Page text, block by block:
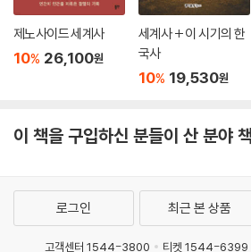
프랑스였다는 사실과 1500년대 영국도 스페인
탈하면서 연명했다는 이야기 등은 흔히 앵글로
보기 힘든 것으로, 래리 고닉은 미국이나 영국
보지 않으려고 노력했음을 알 수 있다.
프랑스혁명 전야인 1700년대 후반부터 현재진
을 다루고 21세기 초반에 일어난 이라크, 아프
고닉은 아프리카와 노예제 폐지, 오토만 제국
중국 공산당과 국민당의 대립, 남아메리카의
제노사이드 세계사
10% 26,100원
세계사 + 이 시기의 한
국사
10% 19,530원
이 책을 구입하신 분들이 산 분야 책
로그인 최근 본 상품
고객센터 1544-3800 티켓 1544-6399